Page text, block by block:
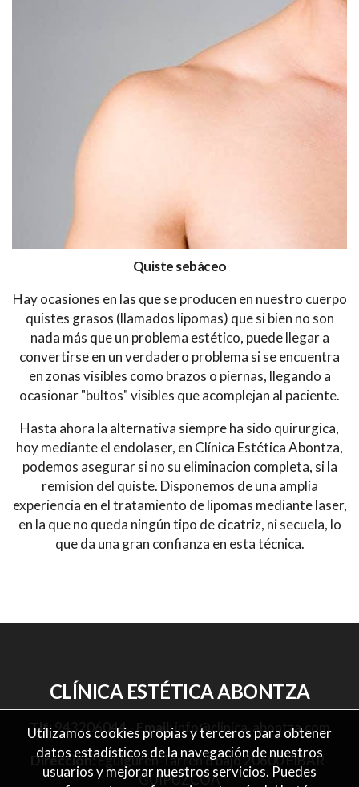
Quiste sebáceo
Hay ocasiones en las que se producen en nuestro cuerpo
quistes grasos (llamados lipomas) que si bien no son
nada más que un problema estético, puede llegar a
convertirse en un verdadero problema si se encuentra
en zonas visibles como brazos o piernas, llegando a
ocasionar "bultos" visibles que acomplejan al paciente.
Hasta ahora la alternativa siempre ha sido quirurgica,
hoy mediante el endolaser, en Clínica Estética Abontza,
podemos asegurar si no su eliminacion completa, si la
remision del quiste. Disponemos de una amplia
experiencia en el tratamiento de lipomas mediante laser,
en la que no queda ningún tipo de cicatriz, ni secuela, lo
que da una gran confianza en esta técnica.
CLÍNICA ESTÉTICA ABONTZA
Tlf:943206044-Email:info@clinica-abontza.com
Dirección: Eguiguren-Tarren 6 bajo 20600 EIBAR-
GUIPUZCOA
Utilizamos cookies propias y terceros para obtener
datos estadísticos de la navegación de nuestros
usuarios y mejorar nuestros servicios. Puedes